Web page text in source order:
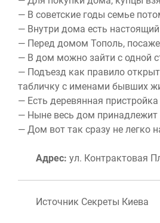
— В советские годы семье
— Внутри дома есть
— Перед домом Тополь,
— В дом можно зайти с одной
— Подъезд как правило
табличку с именами бывших
— Есть деревянная
— Ныне весь дом
— Дом вот так сразу не легко
Адрес: ул. Контрактовая
Источник Секреты Киева